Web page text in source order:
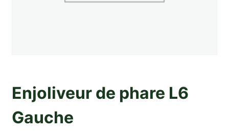
Enjoliveur de phare L6
Gauche